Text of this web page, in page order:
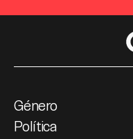
Género
Política